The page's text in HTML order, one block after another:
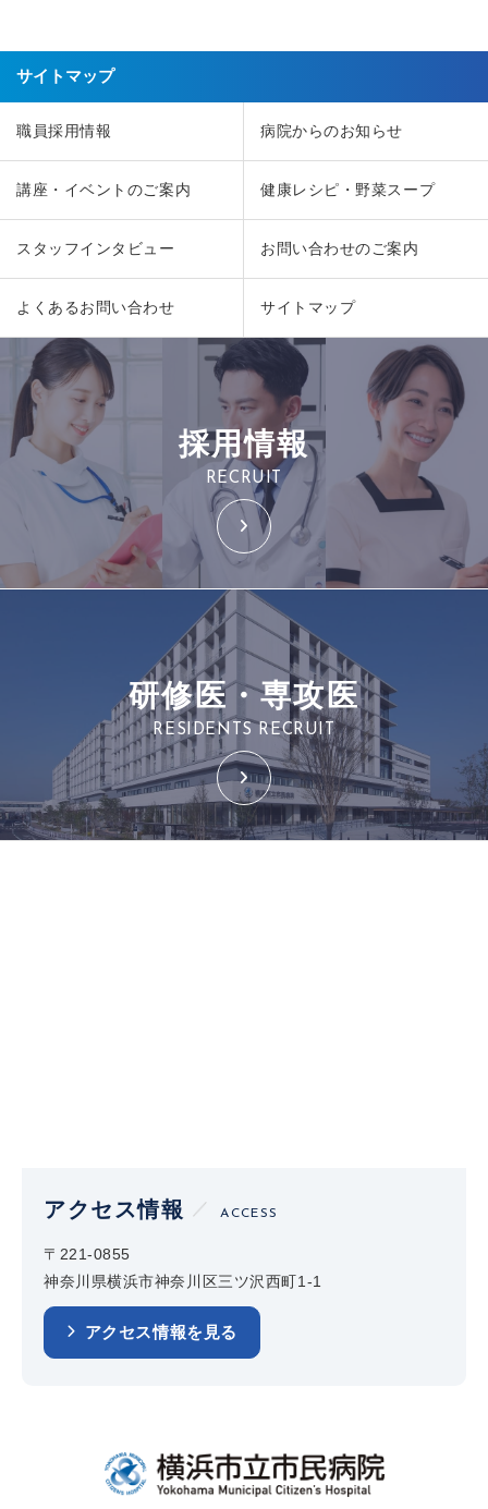
サイトマップ
職員採用情報 病院からのお知らせ
講座・イベントのご案内 健康レシピ・野菜スープ
スタッフインタビュー お問い合わせのご案内
よくあるお問い合わせ サイトマップ
採用情報
RECRUIT
研修医・専攻医
RESIDENTS RECRUIT
アクセス情報 ACCESS
〒221-0855
神奈川県横浜市神奈川区三ツ沢西町1-1
アクセス情報を見る